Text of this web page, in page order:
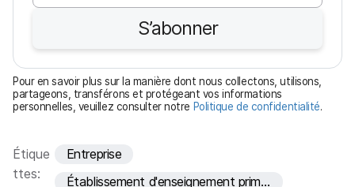
i
a
t
o
i
S’abonner
Pour en savoir plus sur la manière dont nous collectons, utilisons,
partageons, transférons et protégeant vos informations
personnelles, veuillez consulter notre Politique de confidentialité.
Étique
ttes:
Entreprise
Établissement d'enseignement primaire et secondaire